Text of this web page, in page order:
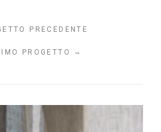
PRECEDENTE
PROGETTO →